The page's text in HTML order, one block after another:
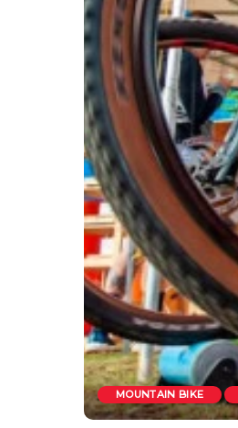
MOUNTAIN BIKE